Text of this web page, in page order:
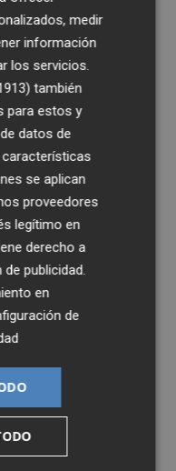
medir
información
los servicios.
también
para estos y
datos de
se aplican
proveedores
legítimo en
derecho a
de publicidad
en
de